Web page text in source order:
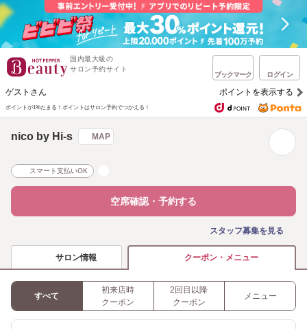
国内最大級の
サロン予約サイト
ブックマーク ログイン
ゲストさん ポイントを表示する
ポイントが1%たまる！ ポイントはサロン予約でつかえる！
nico by Hi-s MAP
スマート支払いOK
空席確認・予約する
スタッフ募集を見る
サロン情報 クーポン・メニュー
すべて
初来店時
クーポン
2回目以降
クーポン
メニュー